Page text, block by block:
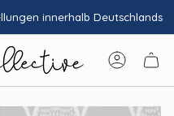
innerhalb Deutschlands
Compte